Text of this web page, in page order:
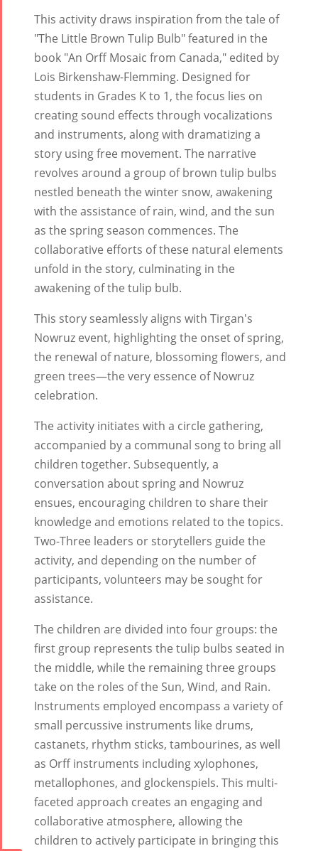
This activity draws inspiration from the tale of
"The Little Brown Tulip Bulb" featured in the
book "An Orff Mosaic from Canada," edited by
Lois Birkenshaw-Flemming. Designed for
students in Grades K to 1, the focus lies on
creating sound effects through vocalizations
and instruments, along with dramatizing a
story using free movement. The narrative
revolves around a group of brown tulip bulbs
nestled beneath the winter snow, awakening
with the assistance of rain, wind, and the sun
as the spring season commences. The
collaborative efforts of these natural elements
unfold in the story, culminating in the
awakening of the tulip bulb.
This story seamlessly aligns with Tirgan's
Nowruz event, highlighting the onset of spring,
the renewal of nature, blossoming flowers, and
green trees—the very essence of Nowruz
celebration.
The activity initiates with a circle gathering,
accompanied by a communal song to bring all
children together. Subsequently, a
conversation about spring and Nowruz
ensues, encouraging children to share their
knowledge and emotions related to the topics.
Two-Three leaders or storytellers guide the
activity, and depending on the number of
participants, volunteers may be sought for
assistance.
The children are divided into four groups: the
first group represents the tulip bulbs seated in
the middle, while the remaining three groups
take on the roles of the Sun, Wind, and Rain.
Instruments employed encompass a variety of
small percussive instruments like drums,
castanets, rhythm sticks, tambourines, as well
as Orff instruments including xylophones,
metallophones, and glockenspiels. This multi-
faceted approach creates an engaging and
collaborative atmosphere, allowing the
children to actively participate in bringing this
2019
Nowruz
Nowruz
2006
Collaborations
iBRIDGE Toronto -
Iranian Intellectuals -
Special
Events
Time
Golnar &
Mahan
Trio
Mohsen
Namjoo
Concert -
2017
Arefnameh
- 2016
Short
Short Story
2015
Short Story
2013